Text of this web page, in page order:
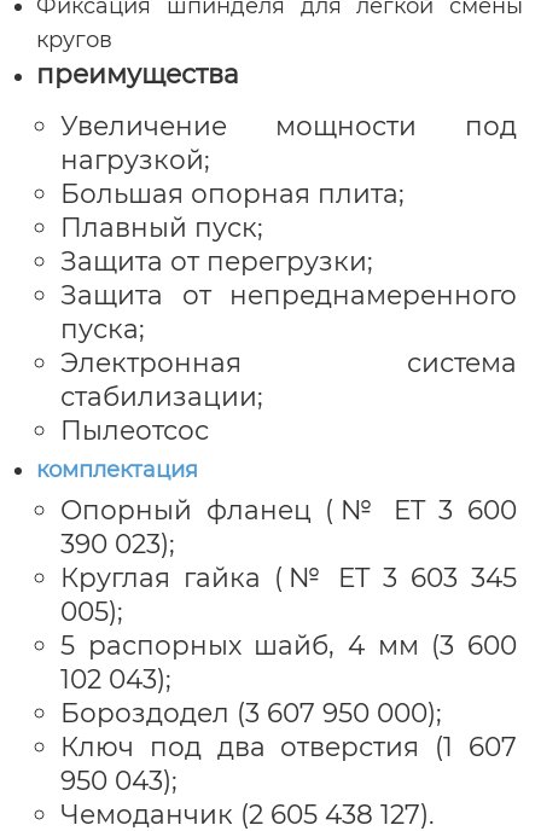
Фиксация шпинделя для легкой смены
кругов
преимущества
Увеличение мощности под
нагрузкой;
Большая опорная плита;
Плавный пуск;
Защита от перегрузки;
Защита от непреднамеренного
пуска;
Электронная система
стабилизации;
Пылеотсос
комплектация
Опорный фланец (№ ET 3 600
390 023);
Круглая гайка (№ ET 3 603 345
005);
5 распорных шайб, 4 мм (3 600
102 043);
Бороздодел (3 607 950 000);
Ключ под два отверстия (1 607
950 043);
Чемоданчик (2 605 438 127).